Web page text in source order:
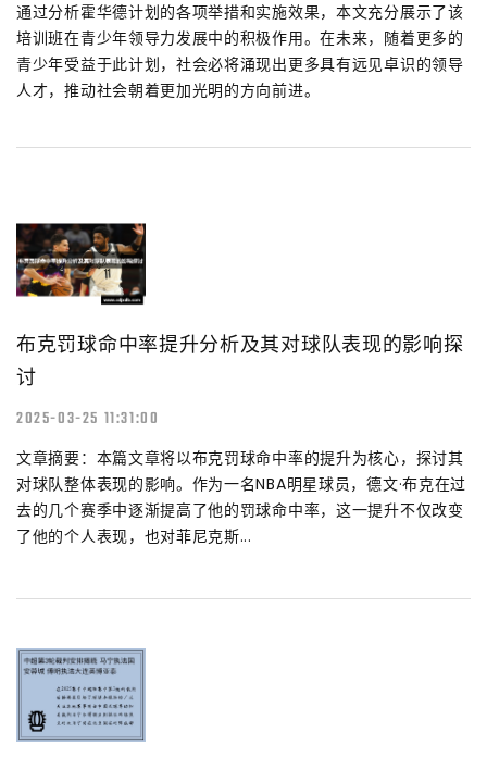
通过分析霍华德计划的各项举措和实施效果，本文充分展示了该
培训班在青少年领导力发展中的积极作用。在未来，随着更多的
青少年受益于此计划，社会必将涌现出更多具有远见卓识的领导
人才，推动社会朝着更加光明的方向前进。
布克罚球命中率提升分析及其对球队表现的影响探
讨
2025-03-25 11:31:00
文章摘要：本篇文章将以布克罚球命中率的提升为核心，探讨其
对球队整体表现的影响。作为一名NBA明星球员，德文·布克在过
去的几个赛季中逐渐提高了他的罚球命中率，这一提升不仅改变
了他的个人表现，也对菲尼克斯...